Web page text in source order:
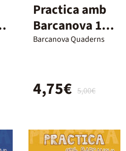
Practica amb
Barcanova 14.
Comprensió
Barcanova Quaderns
5,00€
4,75€